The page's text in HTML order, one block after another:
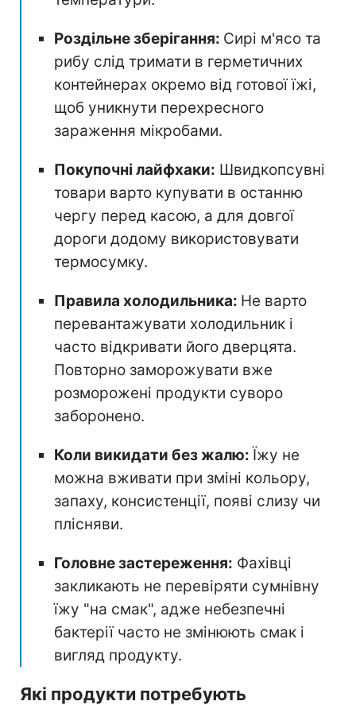
Роздільне зберігання: Сирі м'ясо та
рибу слід тримати в герметичних
контейнерах окремо від готової їжі,
щоб уникнути перехресного
зараження мікробами.
Покупочні лайфхаки: Швидкопсувні
товари варто купувати в останню
чергу перед касою, а для довгої
дороги додому використовувати
термосумку.
Правила холодильника: Не варто
перевантажувати холодильник і
часто відкривати його дверцята.
Повторно заморожувати вже
розморожені продукти суворо
заборонено.
Коли викидати без жалю: Їжу не
можна вживати при зміні кольору,
запаху, консистенції, появі слизу чи
плісняви.
Головне застереження: Фахівці
закликають не перевіряти сумнівну
їжу "на смак", адже небезпечні
бактерії часто не змінюють смак і
вигляд продукту.
Які продукти потребують